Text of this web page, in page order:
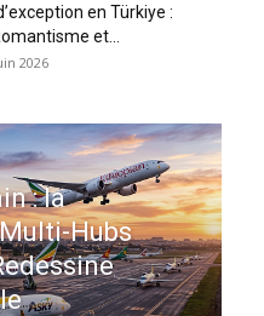
en Türkiye :
et...
2026
: la
Hubs